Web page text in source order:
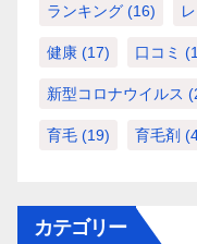
ランキング (16)
健康 (17) 口コミ
新型コロナウイルス
育毛 (19) 育毛剤
カテゴリー